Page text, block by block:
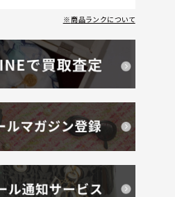
商品ランクについて